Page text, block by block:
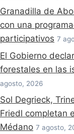
Granadilla de
con una
participativos 7
El Gobierno
forestales en las
agosto, 2026
Sol Degrieck,
Friedl completan
Médano 7 agosto,